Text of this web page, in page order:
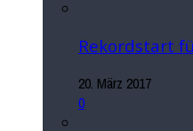
Rekordstart
20. März 2017
0